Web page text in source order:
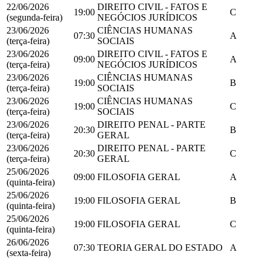
22/06/2026
(segunda-feira)
19:00
DIREITO CIVIL - FATOS E
NEGÓCIOS JURÍDICOS
C
23/06/2026
(terça-feira)
07:30
CIÊNCIAS HUMANAS
SOCIAIS
A
23/06/2026
(terça-feira)
09:00
DIREITO CIVIL - FATOS E
NEGÓCIOS JURÍDICOS
A
23/06/2026
(terça-feira)
19:00
CIÊNCIAS HUMANAS
SOCIAIS
B
23/06/2026
(terça-feira)
19:00
CIÊNCIAS HUMANAS
SOCIAIS
C
23/06/2026
(terça-feira)
20:30
DIREITO PENAL - PARTE
GERAL
B
23/06/2026
(terça-feira)
20:30
DIREITO PENAL - PARTE
GERAL
C
25/06/2026
(quinta-feira)
09:00 FILOSOFIA GERAL
A
25/06/2026
(quinta-feira)
19:00 FILOSOFIA GERAL
B
25/06/2026
(quinta-feira)
19:00 FILOSOFIA GERAL
C
26/06/2026
(sexta-feira)
07:30 TEORIA GERAL DO ESTADO
A